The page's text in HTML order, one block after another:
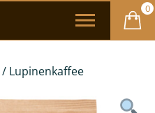
0
/ Lupinenkaffee